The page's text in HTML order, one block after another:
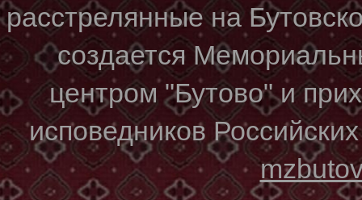
расстрелянные на
создается
центром "Бутово" и
исповедников